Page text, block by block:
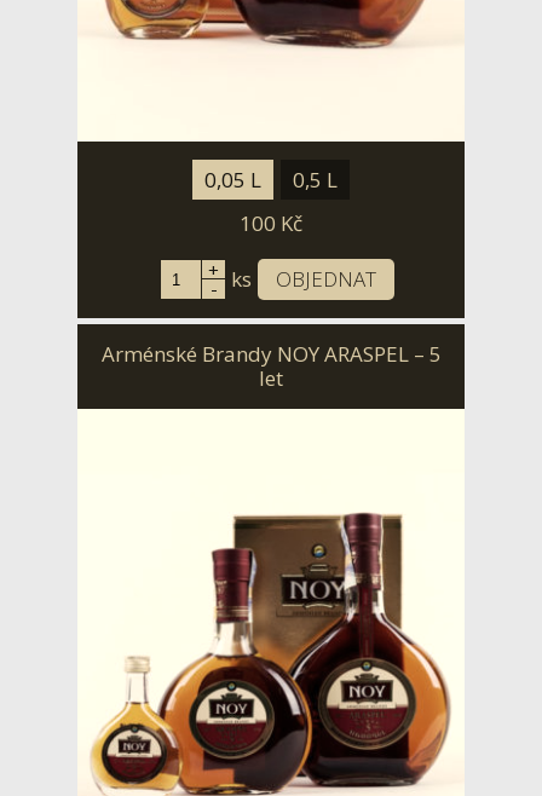
0,05 L
0,5 L
100 Kč
+
- ks OBJEDNAT
Arménské Brandy NOY ARASPEL – 5
let